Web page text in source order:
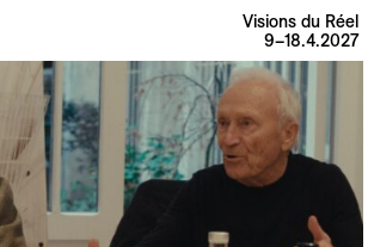
Visions du Réel
9–18.4.2027